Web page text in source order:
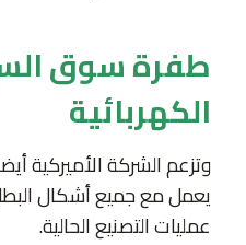
طفرة سوق
الكهربائية
وتزعم الشركة الأميركية
يعمل مع جميع أشكال
عمليات التصنيع الحالية.